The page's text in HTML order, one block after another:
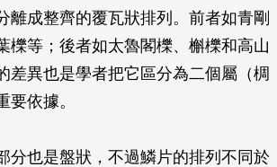
離成整齊的覆瓦狀排列。前者如青剛
櫟等；後者如太魯閣櫟、槲櫟和高山
差異也是學者把它區分為二個屬（椆
要依據。
分也是盤狀，不過鱗片的排列不同於